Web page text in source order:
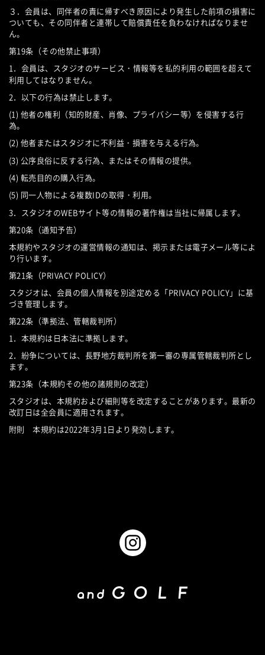
３．会員は、同伴者の責に帰すべき原因により発生した前項の損害に
ついても、その同伴者と連帯して賠償責任を負わなければなりませ
ん。
第19条（その他禁止事項）
1．会員は、スタジオのサービス・情報等を私的利用の範囲を超えて
利用してはなりません。
2．以下の行為は禁止します。
(1) 他者の権利（知的財産、肖像、プライバシー等）を侵害する行
為。
(2) 他者またはスタジオに不利益・損害を与える行為。
(3) 公序良俗に反する行為、またはその情報の提供。
(4) 転売目的の購入行為。
(5) 同一人物による複数IDの取得・利用。
3．スタジオのWEBサイト等の情報の著作権は当社に帰属します。
第20条（通知予告）
本規約やスタジオの運営情報の通知は、掲示または電子メール等によ
り行います。
第21条（PRIVACY POLICY）
スタジオは、会員の個人情報を別途定める「PRIVACY POLICY」に基
づき管理します。
第22条（準拠法、管轄裁判所）
1．本規約は日本法に準拠します。
2．紛争については、長野地方裁判所を第一審の専属管轄裁判所とし
ます。
第23条（本規約その他の諸規則の改定）
スタジオは、本規約および細則等を改定することがあります。最新の
改訂日は全会員に適用されます。
附則 本規約は2022年3月 1日より発効します。